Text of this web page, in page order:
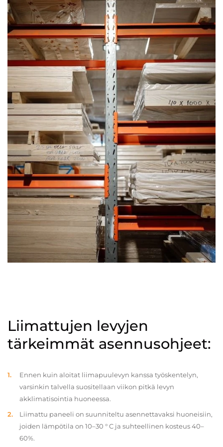
Liimattujen levyjen
tärkeimmät asennusohjeet:
Ennen kuin aloitat liimapuulevyn kanssa työskentelyn,
varsinkin talvella suositellaan viikon pitkä levyn
akklimatisointia huoneessa.
Liimattu paneeli on suunniteltu asennettavaksi huoneisiin,
joiden lämpötila on 10–30 ° C ja suhteellinen kosteus 40–
60%.